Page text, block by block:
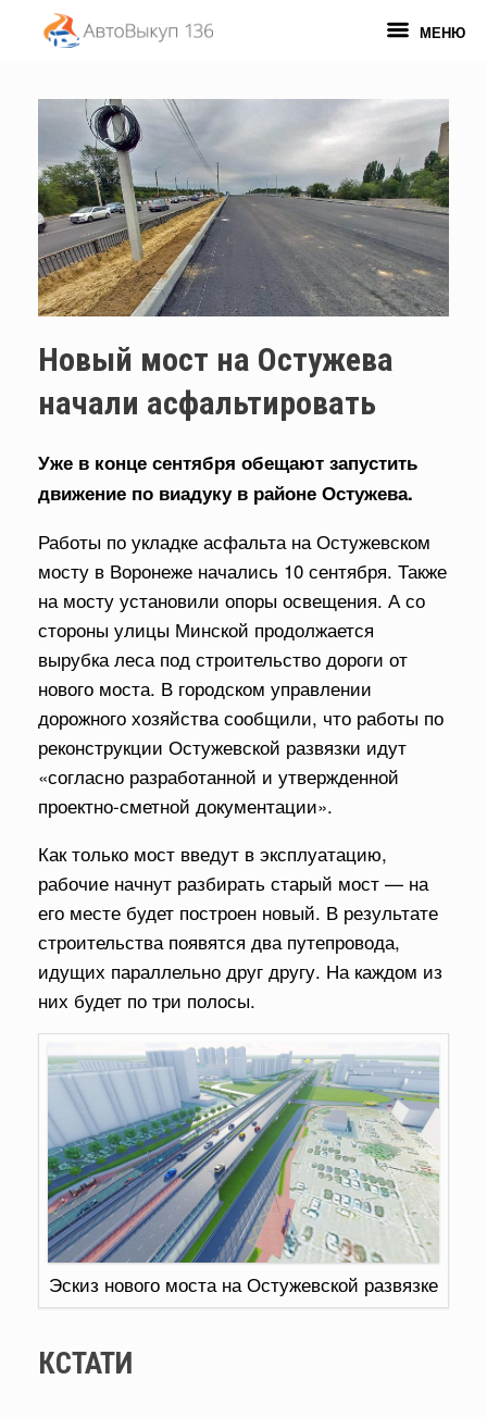
содержанию
МЕНЮ
Новый мост на Остужева
начали асфальтировать
Уже в конце сентября обещают запустить
движение по виадуку в районе Остужева.
Работы по укладке асфальта на Остужевском
мосту в Воронеже начались 10 сентября. Также
на мосту установили опоры освещения. А со
стороны улицы Минской продолжается
вырубка леса под строительство дороги от
нового моста. В городском управлении
дорожного хозяйства сообщили, что работы по
реконструкции Остужевской развязки идут
«согласно разработанной и утвержденной
проектно-сметной документации».
Как только мост введут в эксплуатацию,
рабочие начнут разбирать старый мост — на
его месте будет построен новый. В результате
строительства появятся два путепровода,
идущих параллельно друг другу. На каждом из
них будет по три полосы.
Эскиз нового моста на Остужевской развязке
КСТАТИ